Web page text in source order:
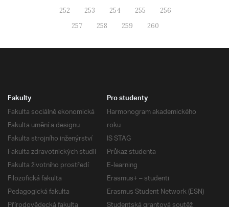
252
253 254 255
256
257
258 259 260
Fakulty
Fakulta sociálně ekonomická
Fakulta umění a designu
Fakulta strojního inženýrství
Fakulta zdravotnických studií
Fakulta životního prostředí
Filozofická fakulta
Pedagogická fakulta
Pro studenty
Harmonogram akademického
roku
IS STAG
Průkaz studenta
E-learning
Erasmus+ – studenti
Erasmus Student Network (ESN)